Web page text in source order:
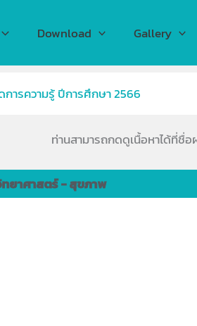
Download Gallery
ารความรู้ ปีการศึกษา 2566
ท่านสามารถกดดูเนื้อหาได้ที่ชื่อ
ยาศาสตร์ - สุขภาพ